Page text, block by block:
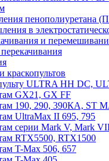
пенополиуретана
в
и
краскопультов
ULTRA HH DC,
GX21, GX FF
190, 290, 390КА, ST
UltraMax II 695, 795
серии Mark V, Mark
RTX5500, RTX1500
T-Max 506, 657